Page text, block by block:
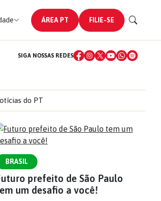
ÁREA PT FILIE-SE
SIGA NOSSAS REDES
do PT
BRASIL
prefeito de São Paulo
um desafio a você!